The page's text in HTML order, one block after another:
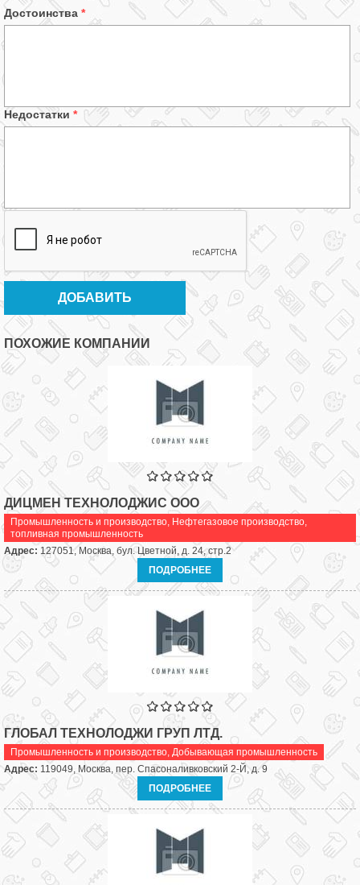
Достоинства *
Недостатки *
ПОХОЖИЕ КОМПАНИИ
ДИЦМЕН ТЕХНОЛОДЖИС ООО
Промышленность и производство, Нефтегазовое производство,
топливная промышленность
Адрес: 127051, Москва, бул. Цветной, д. 24, стр.2
ПОДРОБНЕЕ
ГЛОБАЛ ТЕХНОЛОДЖИ ГРУП ЛТД.
Промышленность и производство, Добывающая промышленность
Адрес: 119049, Москва, пер. Спасоналивковский 2-Й, д. 9
ПОДРОБНЕЕ